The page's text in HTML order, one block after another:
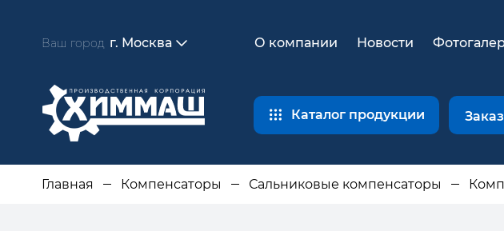
Ваш город г. Москва О компании Новости
Каталог продукции
Главная Компенсаторы Сальниковые компенсаторы